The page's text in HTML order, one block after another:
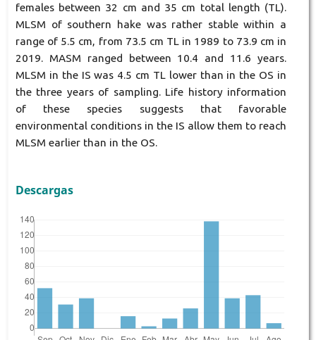
females between 32 cm and 35 cm total length (TL).
MLSM of southern hake was rather stable within a
range of 5.5 cm, from 73.5 cm TL in 1989 to 73.9 cm in
2019. MASM ranged between 10.4 and 11.6 years.
MLSM in the IS was 4.5 cm TL lower than in the OS in
the three years of sampling. Life history information
of these species suggests that favorable
environmental conditions in the IS allow them to reach
MLSM earlier than in the OS.
Descargas